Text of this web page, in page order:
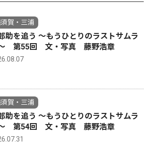
賀・三浦
助を追う 〜もうひとりのラストサムラ
第55回 文・写真 藤野浩章
賀・三浦
助を追う 〜もうひとりのラストサムラ
第54回 文・写真 藤野浩章